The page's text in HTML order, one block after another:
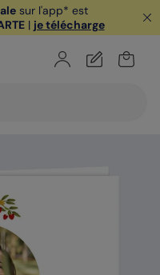
sur l'app* est
| je télécharge